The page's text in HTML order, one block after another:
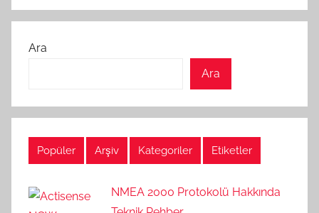
Ara
Ara
Popüler Arşiv Kategoriler Etiketler
NMEA 2000 Protokolü Hakkında